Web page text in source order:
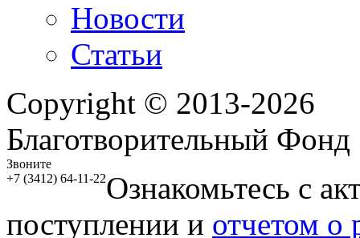
Новости
Статьи
Copyright © 2013-2026
Благотворительный
Звоните
+7 (3412) 64-11-22Ознакомьтесь с
поступлении и отчетом о